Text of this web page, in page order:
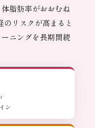
脂肪率がおおむね
リスクが高まると
ニングを長期間続
ン